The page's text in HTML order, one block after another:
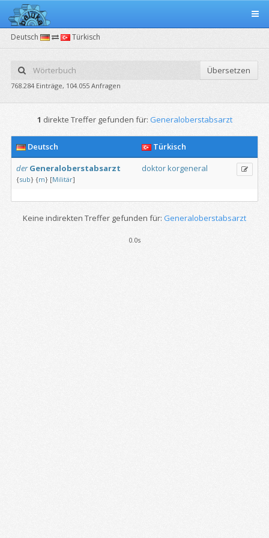
Deutsch Türkisch
Übersetzen
768.284 Einträge, 104.055 Anfragen
1 direkte Treffer gefunden für: Generaloberstabsarzt
Deutsch
Türkisch
der Generaloberstabsarzt
{sub} {m} [Militär]
doktorkorgeneral
Keine indirekten Treffer gefunden für: Generaloberstabsarzt
0.0s